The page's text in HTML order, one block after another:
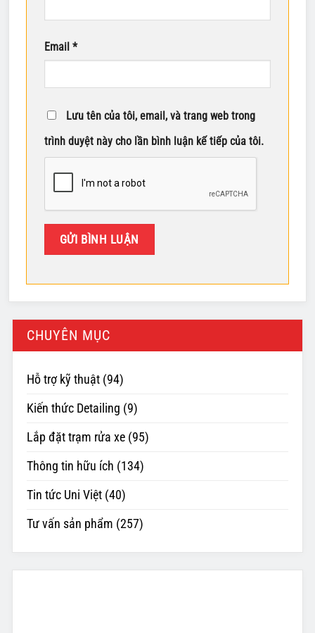
CHUYÊN MỤC
Hỗ trợ kỹ thuật (94)
Kiến thức Detailing (9)
Lắp đặt trạm rửa xe (95)
Thông tin hữu ích (134)
Tin tức Uni Việt (40)
Tư vấn sản phẩm (257)
Email *
Lưu tên của tôi, email, và trang web trong
trình duyệt này cho lần bình luận kế tiếp của tôi.